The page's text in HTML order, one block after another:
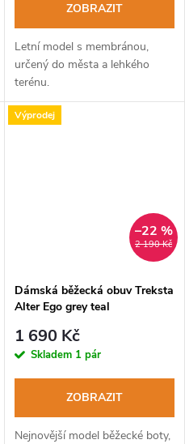
ZOBRAZIT
Letní model s membránou,
určený do města a lehkého
terénu.
Výprodej
2 190 Kč
–22 %
Dámská běžecká obuv Treksta
Alter Ego grey teal
1 690 Kč
Skladem 1 pár
ZOBRAZIT
Nejnovější model běžecké boty,